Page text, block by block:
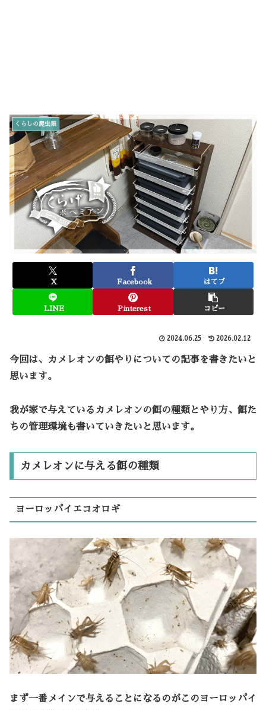
くらしの爬虫類
X Facebook はてブ
LINE Pinterest コピー
2024.06.25 2026.02.12
今回は、カメレオンの餌やりについての記事を書きたいと
思います。
我が家で与えているカメレオンの餌の種類とやり方、餌た
ちの管理環境も書いていきたいと思います。
カメレオンに与える餌の種類
ヨーロッパイエコオロギ
まず一番メインで与えることになるのがこのヨーロッパイ